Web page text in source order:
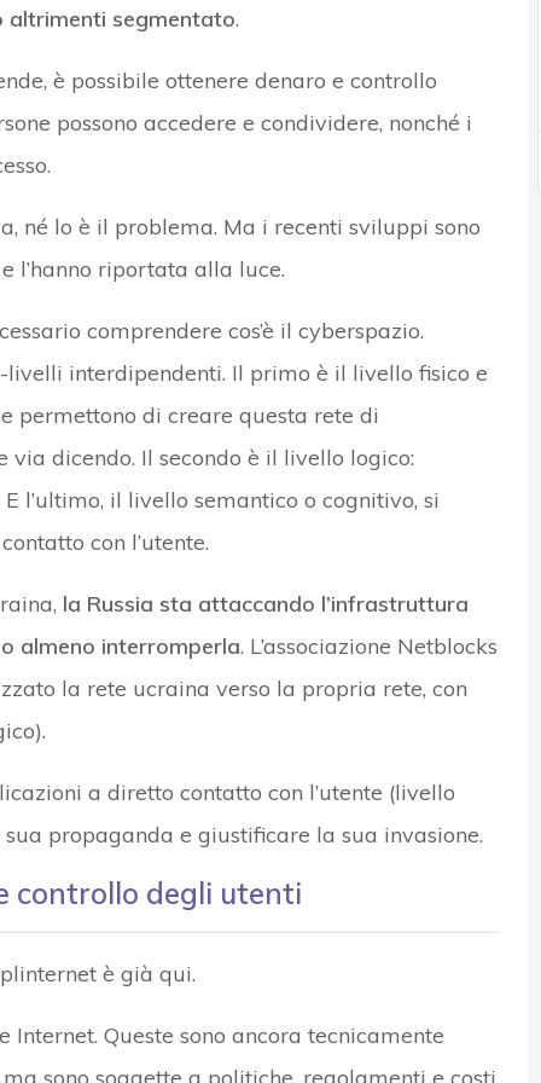
altrimenti segmentato.
è possibile ottenere denaro e controllo
possono accedere e condividere, nonché i
né lo è il problema. Ma i recenti sviluppi sono
l’hanno riportata alla luce.
comprendere cos’è il cyberspazio.
interdipendenti. Il primo è il livello fisico e
permettono di creare questa rete di
dicendo. Il secondo è il livello logico:
l’ultimo, il livello semantico o cognitivo, si
con l’utente.
la Russia sta attaccando l’infrastruttura
almeno interromperla. L’associazione Netblocks
la rete ucraina verso la propria rete, con
a diretto contatto con l’utente (livello
propaganda e giustificare la sua invasione.
controllo degli utenti
è già qui.
Queste sono ancora tecnicamente
sono soggette a politiche, regolamenti e costi